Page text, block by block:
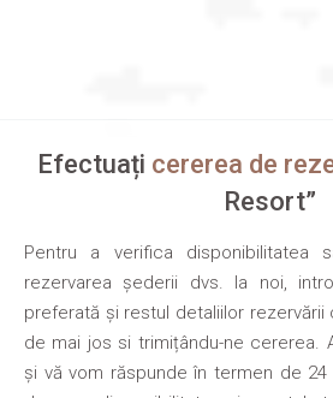
Efectuați cererea de
Resort”
Pentru a verifica
rezervarea șederii dvs. la noi,
preferată și restul detaliilor rezervării
de mai jos si trimițându-ne cererea.
și vă vom răspunde în termen de 24